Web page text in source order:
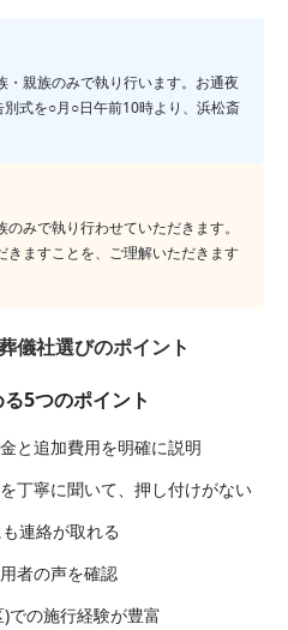
・親族のみで執り行います。お通夜
式を○月○日午前10時より、 浜松斎
のみで執り行わせていただきます。
きますことを、ご理解いただきます
儀社選びのポイント
5つのポイント
と追加費用を明確に説明
丁寧に聞いて、押し付けがない
連絡が取れる
者の声を確認
)での施行経験が豊富